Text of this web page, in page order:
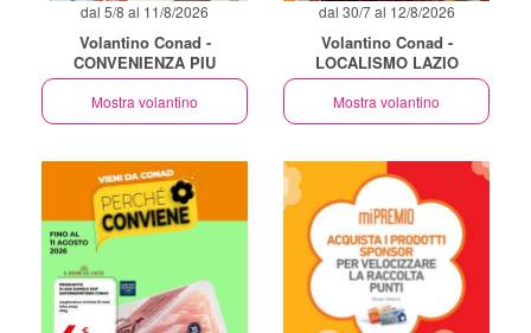
dal 5/8 al 11/8/2026
Volantino Conad -
CONVENIENZA PIU
Mostra volantino
dal 30/7 al 12/8/2026
Volantino Conad -
LOCALISMO LAZIO
Mostra volantino